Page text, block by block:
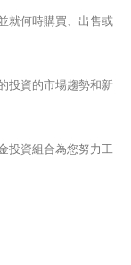
就何時購買、出售或
投資的市場趨勢和新
投資組合為您努力工